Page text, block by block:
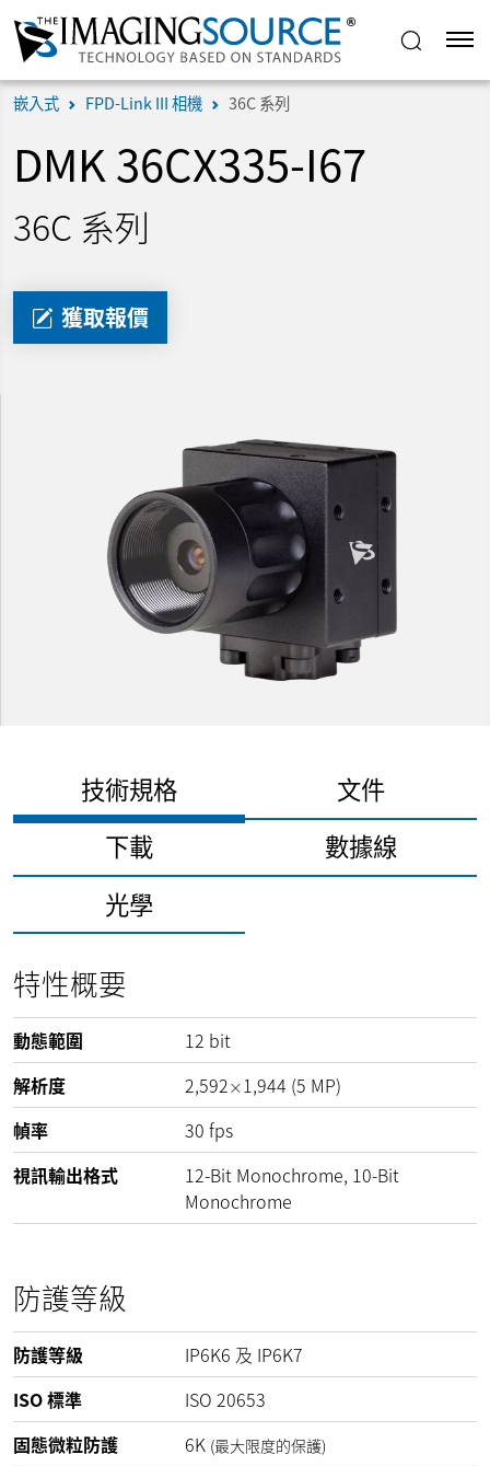
嵌入式 FPD-Link III 相機 36C 系列
DMK 36CX335-I67
36C 系列
獲取報價
技術規格
文件
下載
數據線
光學
特性概要
動態範圍 12 bit
解析度
2,592×1,944 (5 MP)
幀率
30 fps
視訊輸出格式
12-Bit Monochrome, 10-Bit
Monochrome
防護等級
防護等級
IP6K6 及 IP6K7
ISO 標準
ISO 20653
固態微粒防護
6K (最大限度的保護)